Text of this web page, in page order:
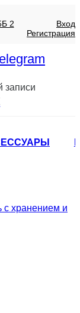
2
Вход
Регистрация
записи
с хранением и